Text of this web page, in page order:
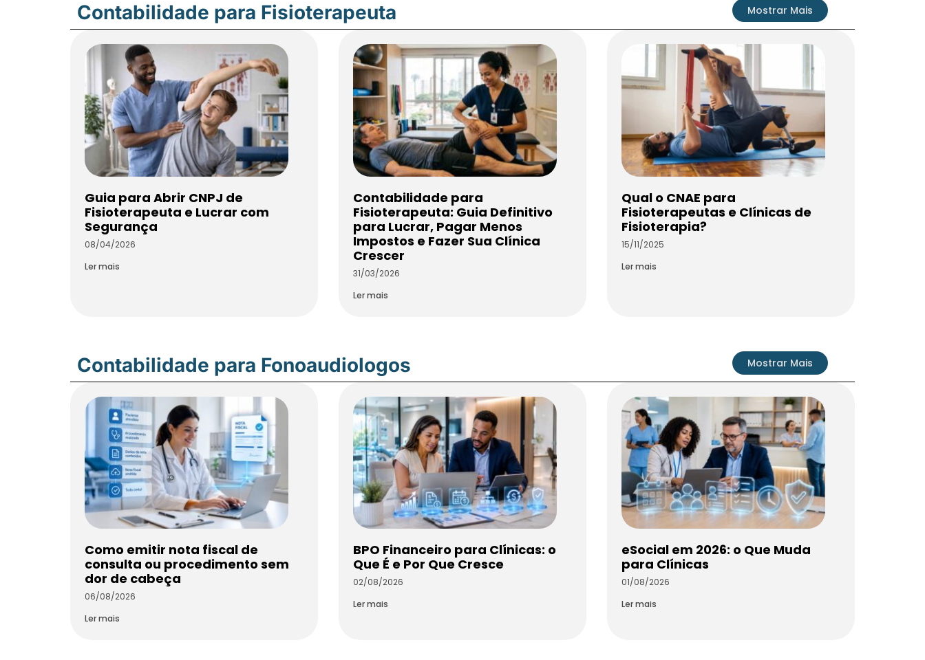
Contabilidade para Fisioterapeuta Mostrar Mais
Guia para Abrir CNPJ de
Fisioterapeuta e Lucrar com
Segurança
08/04/2026
Ler mais
Contabilidade para
Fisioterapeuta: Guia Definitivo
para Lucrar, Pagar Menos
Impostos e Fazer Sua Clínica
Crescer
31/03/2026
Ler mais
Qual o CNAE para
Fisioterapeutas e Clínicas de
Fisioterapia?
15/11/2025
Ler mais
Contabilidade para Fonoaudiologos Mostrar Mais
Como emitir nota fiscal de
consulta ou procedimento sem
dor de cabeça
06/08/2026
Ler mais
BPO Financeiro para Clínicas: o
Que É e Por Que Cresce
02/08/2026
Ler mais
eSocial em 2026: o Que Muda
para Clínicas
01/08/2026
Ler mais